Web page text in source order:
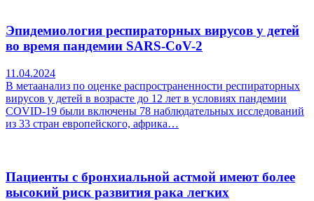
Эпидемиология респираторных вирусов у детей
во время пандемии SARS-CoV-2
11.04.2024
В метаанализ по оценке распространенности респираторных
вирусов у детей в возрасте до 12 лет в условиях пандемии
COVID-19 были включены 78 наблюдательных исследований
из 33 стран европейского, африка…
Пациенты с бронхиальной астмой имеют более
высокий риск развития рака легких